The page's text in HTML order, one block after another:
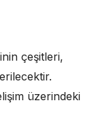
çeşitleri,
üzerindeki